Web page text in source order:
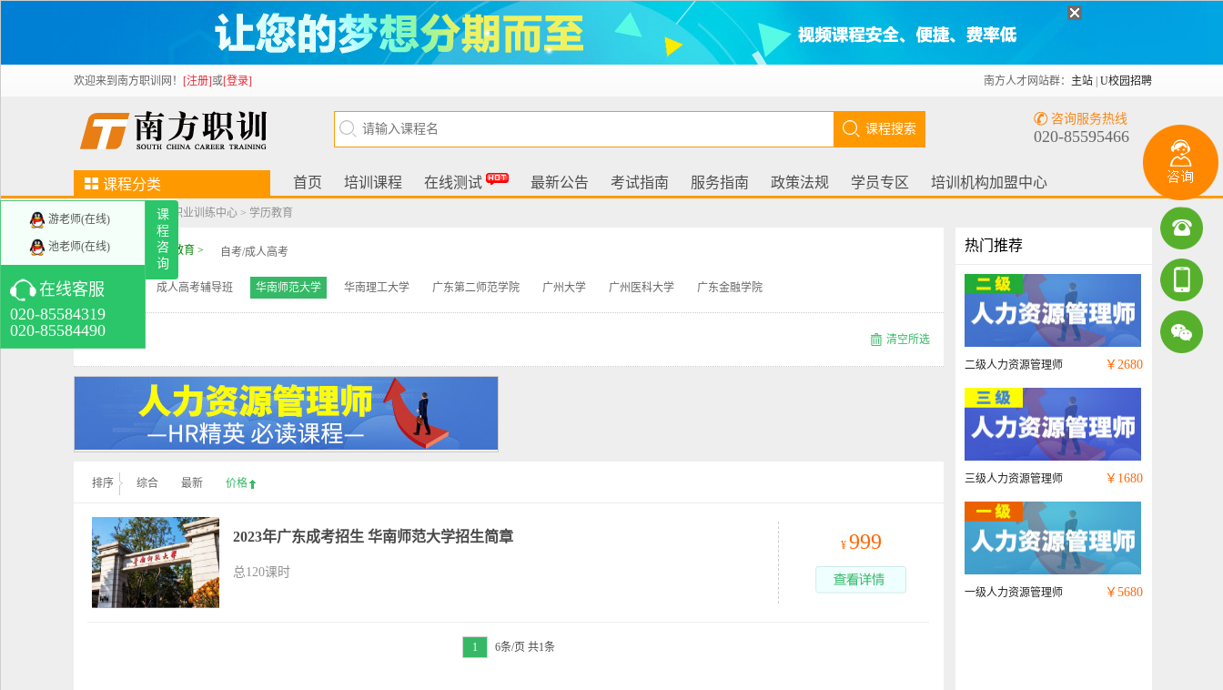
欢迎来到南方职训网！ [注册]或[登录] 南方人才网站群： 主站| U校园招聘
咨询服务热线
020-85595466
课程分类
培训考证
新技能
视频课程
人力资源管理师
劳动关系
协调师
学历教育
增值
自考/成人高考
首页 培训课程 在线测试 最新公告 考试指南 服务指南 政策法规 学员专区 培训机构加盟中心
当前位置： 南方人才职业训练中心> 学历教育
课程分类： 学历教育 > 自考/成人高考
班级类型： 成人高考辅导班 华南师范大学 华南理工大学 广东第二师范学院 广州大学 广州医科大学 广东金融学院
已选条件： 清空所选
排序 综合 最新 价格
2023年广东成考招生 华南师范大学招生简章
总120课时
¥ 999
1 6条/页 共1条
热门推荐
二级人力资源管理师 ￥ 2680
三级人力资源管理师 ￥ 1680
一级人力资源管理师 ￥ 5680
课
程
咨
询
游老师(在线)
池老师(在线)
在线客服
020-85584319
020-85584490